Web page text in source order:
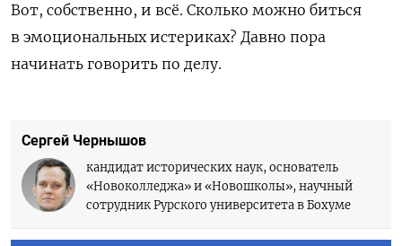
Вот, собственно, и всё. Сколько можно биться
в эмоциональных истериках? Давно пора
начинать говорить по делу.
Сергей Чернышов
кандидат исторических наук, основатель
«Новоколледжа» и «Новошколы», научный
сотрудник Рурского университета в Бохуме